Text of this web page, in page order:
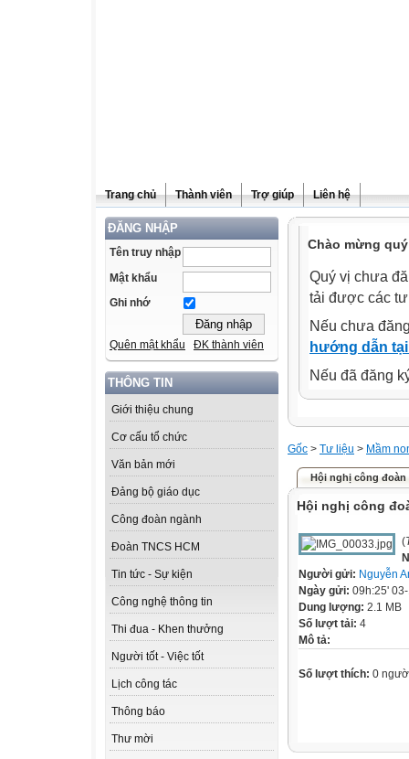
Trang chủ Thành viên Trợ giúp Liên hệ
ĐĂNG NHẬP
Tên truy nhập
Mật khẩu
Ghi nhớ
Quên mật khẩu ĐK thành viên
THÔNG TIN
Giới thiệu chung
Cơ cấu tổ chức
Văn bản mới
Đảng bộ giáo dục
Công đoàn ngành
Đoàn TNCS HCM
Tin tức - Sự kiện
Công nghệ thông tin
Thi đua - Khen thưởng
Người tốt - Việc tốt
Lịch công tác
Thông báo
Thư mời
Chào mừng
Quý vị chưa
tải được các
Nếu chưa
hướng dẫn
Nếu đã đăng
Gốc > Tư liệu > Mầm
Hội nghị công đoàn
Hội nghị công
(
Người gửi: Nguyễn
Ngày gửi: 09h:25'
Dung lượng: 2.1 MB
Số lượt tải: 4
Mô tả:
Số lượt thích: 0